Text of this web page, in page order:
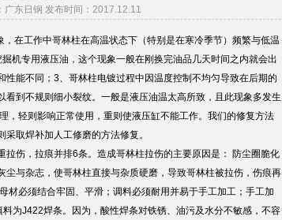
广东日钢 发布时间：2017.12.11
在工作中哥林柱在高温状态下（特别是在寒冷季节）频繁与低温
机专用液压油，这个现象一般在刚换完油品几天时间之内就会出
能不同；3、哥林柱电镀过程中因温度控制不均匀导致在后期的
到不规则细小裂纹。一般是液压油温太高所致，且此现象多发生
，轻则影响正常使用，重则使液压缸不能工作。我们的修复方法
取焊补加人工修磨的方法修复。
伤，拉痕并排6条。造成哥林柱拉伤的主要原因是： 防尘圈脆化
与杂志，使哥林柱直接与杂质硬磨，导致哥林柱被拉伤，伤痕再
材必须结合牢固、平滑；调料必须耐用并易于手工加工；手工加
为J422焊条。因为，酸性焊条对铁锈、油污及水分不敏感，不容